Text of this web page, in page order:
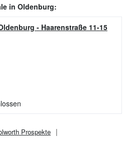
in Oldenburg:
- Haarenstraße 11-15
Prospekte